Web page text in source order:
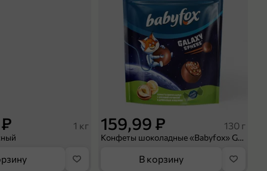
1 кг 159,99 ₽ 130 г
Конфеты шоколадные «Babyfox» Galaxy sphere с фундуком, 130 г
В корзину